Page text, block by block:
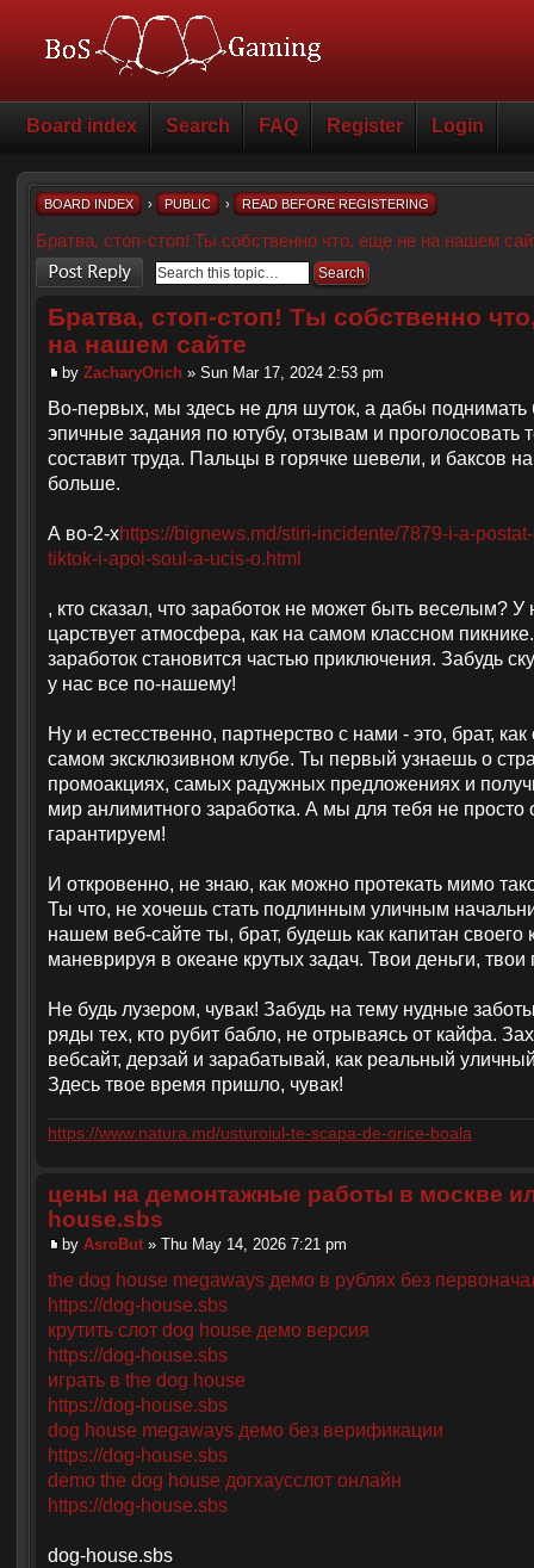
Board index Search FAQ Register Login
BOARD INDEX › PUBLIC › READ BEFORE REGISTERING
Братва, стоп-стоп! Ты собственно что, еще не на нашем
Post a reply
Братва, стоп-стоп! Ты собственно
на нашем сайте
by ZacharyOrich » Sun Mar 17, 2024 2:53 pm
Во-первых, мы здесь не для шуток, а дабы поднимать
эпичные задания по ютубу, отзывам и проголосовать
составит труда. Пальцы в горячке шевели, и баксов
больше.
А во-2-хhttps://bignews.md/stiri-incidente/7879-i-a-
tiktok-i-apoi-soul-a-ucis-o.html
, кто сказал, что заработок не может быть веселым? У
царствует атмосфера, как на самом классном
заработок становится частью приключения. Забудь
у нас все по-нашему!
Ну и естесственно, партнерство с нами - это, брат, как
самом эксклюзивном клубе. Ты первый узнаешь о
промоакциях, самых радужных предложениях и
мир анлимитного заработка. А мы для тебя не
гарантируем!
И откровенно, не знаю, как можно протекать мимо
Ты что, не хочешь стать подлинным уличным
нашем веб-сайте ты, брат, будешь как капитан своего
маневрируя в океане крутых задач. Твои деньги, твои
Не будь лузером, чувак! Забудь на тему нудные
ряды тех, кто рубит бабло, не отрываясь от кайфа.
вебсайт, дерзай и зарабатывай, как реальный
Здесь твое время пришло, чувак!
https://www.natura.md/usturoiul-te-scapa-de-orice-boala
цены на демонтажные работы в москве
house.sbs
by AsroBut » Thu May 14, 2026 7:21 pm
the dog house megaways демо в рублях без
https://dog-house.sbs
крутить слот dog house демо версия
https://dog-house.sbs
играть в the dog house
https://dog-house.sbs
dog house megaways демо без верификации
https://dog-house.sbs
demo the dog house догхаусслот онлайн
https://dog-house.sbs
dog-house.sbs